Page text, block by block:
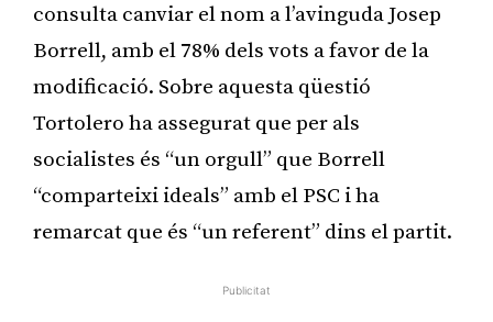
consulta canviar el nom a l’avinguda Josep
Borrell, amb el 78% dels vots a favor de la
modificació. Sobre aquesta qüestió
Tortolero ha assegurat que per als
socialistes és “un orgull” que Borrell
“comparteixi ideals” amb el PSC i ha
remarcat que és “un referent” dins el partit.
Publicitat